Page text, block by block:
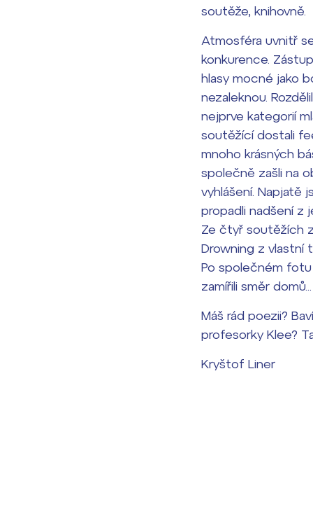
soutěže, knihovně.
Atmosféra uvnitř
konkurence.
hlasy mocné jako
nezaleknou.
nejprve kategorií
soutěžící dostali
mnoho krásných
společně zašli na
vyhlášení. Napjatě
propadli nadšení z
Ze čtyř soutěžích
Drowning z vlastní
Po společném fotu
zamířili směr domů...
Máš rád poezii?
profesorky Klee?
Kryštof Liner